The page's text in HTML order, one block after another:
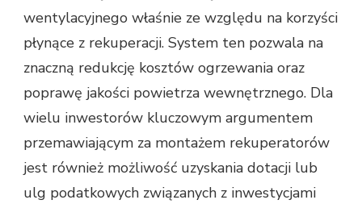
wentylacyjnego właśnie ze względu na korzyści
płynące z rekuperacji. System ten pozwala na
znaczną redukcję kosztów ogrzewania oraz
poprawę jakości powietrza wewnętrznego. Dla
wielu inwestorów kluczowym argumentem
przemawiającym za montażem rekuperatorów
jest również możliwość uzyskania dotacji lub
ulg podatkowych związanych z inwestycjami